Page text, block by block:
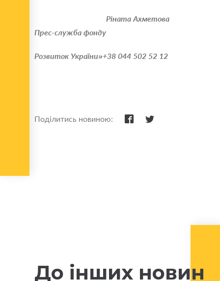
Прес-служба фонду
Ріната Ахметова
Розвиток України»+38 044 502 52 12
Поділитись новиною:
До інших новин